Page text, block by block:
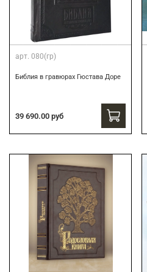
арт. 080(гр)
Библия в гравюрах Гюстава Доре
39 690.00 руб